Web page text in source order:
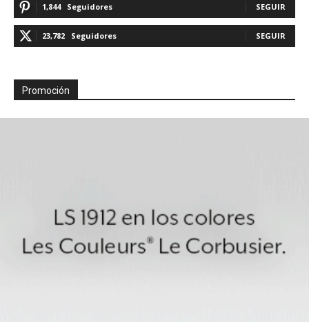
1,844 Seguidores SEGUIR
23,782 Seguidores SEGUIR
Promoción